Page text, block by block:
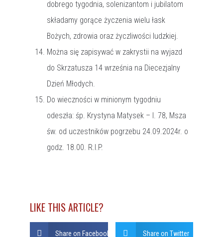
dobrego tygodnia, solenizantom i jubilatom
składamy gorące życzenia wielu łask
Bożych, zdrowia oraz życzliwości ludzkiej.
Można się zapisywać w zakrystii na wyjazd
do Skrzatusza 14 września na Diecezjalny
Dzień Młodych.
Do wieczności w minionym tygodniu
odeszła: śp. Krystyna Matysek – l. 78, Msza
św. od uczestników pogrzebu 24.09.2024r. o
godz. 18.00. R.I.P.
LIKE THIS ARTICLE?
Share on Facebook Share on Twitter